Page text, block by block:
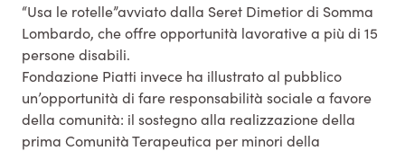
“Usa le rotelle”avviato dalla Seret Dimetior di Somma
Lombardo, che offre opportunità lavorative a più di 15
persone disabili.
Fondazione Piatti invece ha illustrato al pubblico
un’opportunità di fare responsabilità sociale a favore
della comunità: il sostegno alla realizzazione della
prima Comunità Terapeutica per minori della